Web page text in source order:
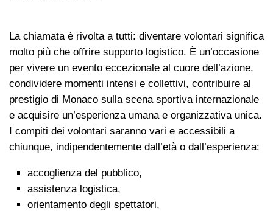
La chiamata è rivolta a tutti: diventare volontari significa
molto più che offrire supporto logistico. È un’occasione
per vivere un evento eccezionale al cuore dell’azione,
condividere momenti intensi e collettivi, contribuire al
prestigio di Monaco sulla scena sportiva internazionale
e acquisire un’esperienza umana e organizzativa unica.
I compiti dei volontari saranno vari e accessibili a
chiunque, indipendentemente dall’età o dall’esperienza:
accoglienza del pubblico,
assistenza logistica,
orientamento degli spettatori,